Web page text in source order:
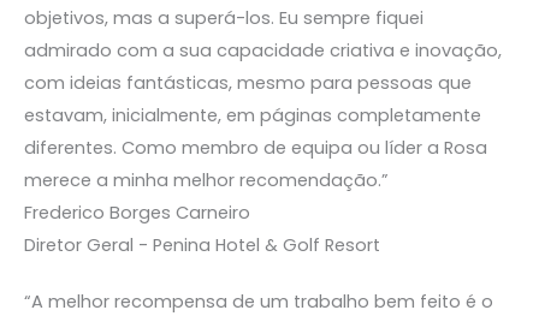
objetivos, mas a superá-los. Eu sempre fiquei
admirado com a sua capacidade criativa e inovação,
com ideias fantásticas, mesmo para pessoas que
estavam, inicialmente, em páginas completamente
diferentes. Como membro de equipa ou líder a Rosa
merece a minha melhor recomendação.”
Frederico Borges Carneiro
Diretor Geral - Penina Hotel & Golf Resort
“A melhor recompensa de um trabalho bem feito é o